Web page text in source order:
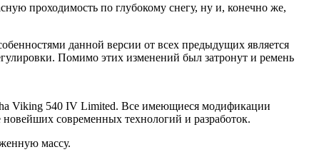
проходимость по глубокому снегу, ну и, конечно же,
данной версии от всех предыдущих является
Помимо этих изменений был затронут и ремень
Viking 540 IV Limited. Все имеющиеся модификации
современных технологий и разработок.
массу.